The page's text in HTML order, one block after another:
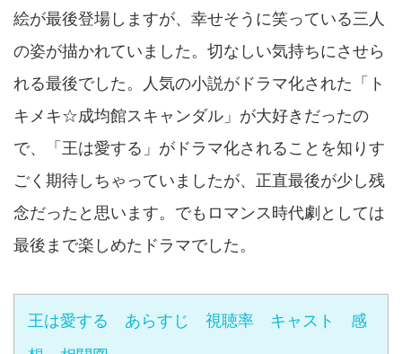
絵が最後登場しますが、幸せそうに笑っている三人
の姿が描かれていました。切なしい気持ちにさせら
れる最後でした。人気の小説がドラマ化された「ト
キメキ☆成均館スキャンダル」が大好きだったの
で、「王は愛する」がドラマ化されることを知りす
ごく期待しちゃっていましたが、正直最後が少し残
念だったと思います。でもロマンス時代劇としては
最後まで楽しめたドラマでした。
王は愛する あらすじ 視聴率 キャスト 感